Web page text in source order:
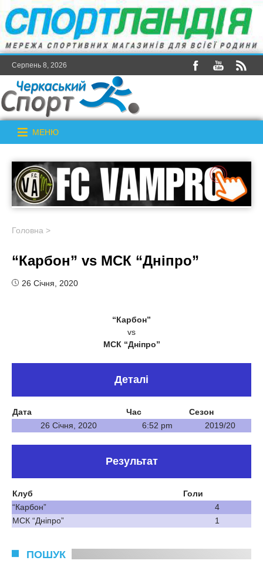
Серпень 8, 2026
МЕНЮ
Головна >
“Карбон” vs МСК “Дніпро”
26 Січня, 2020
“Карбон”
vs
МСК “Дніпро”
Деталі
Дата Час
Сезон
26 Січня, 2020
6:52 pm 2019/20
Результат
Клуб
Голи
“Карбон”
4
МСК “Дніпро”
1
ПОШУК